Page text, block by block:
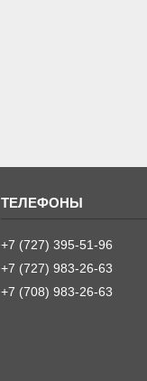
+7 (727) 395-51-96
+7 (727) 983-26-63
+7 (708) 983-26-63